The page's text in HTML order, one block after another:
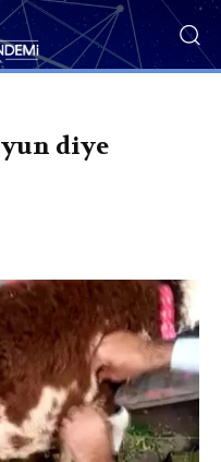
diye